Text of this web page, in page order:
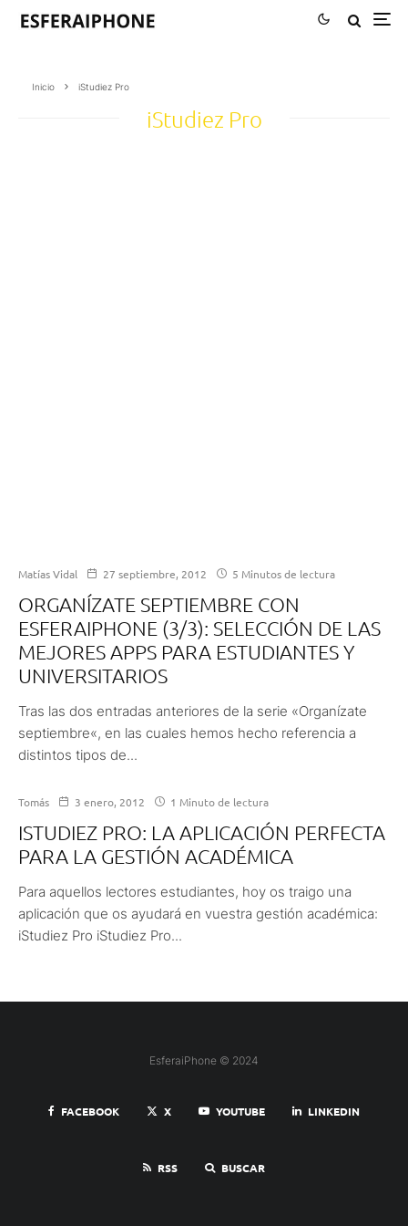
Inicio iStudiez Pro
iStudiez Pro
Matías Vidal 27 septiembre, 2012 5 Minutos de lectura
ORGANÍZATE SEPTIEMBRE CON
ESFERAIPHONE (3/3): SELECCIÓN DE LAS
MEJORES APPS PARA ESTUDIANTES Y
UNIVERSITARIOS
Tras las dos entradas anteriores de la serie «Organízate
septiembre«, en las cuales hemos hecho referencia a
distintos tipos de...
Tomás 3 enero, 2012 1 Minuto de lectura
ISTUDIEZ PRO: LA APLICACIÓN PERFECTA
PARA LA GESTIÓN ACADÉMICA
Para aquellos lectores estudiantes, hoy os traigo una
aplicación que os ayudará en vuestra gestión académica:
iStudiez Pro iStudiez Pro...
EsferaiPhone © 2024
FACEBOOK X YOUTUBE LINKEDIN
RSS BUSCAR